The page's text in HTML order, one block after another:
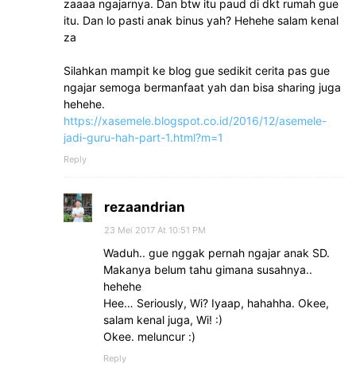
zaaaa ngajarnya. Dan btw itu paud di dkt rumah gue
itu. Dan lo pasti anak binus yah? Hehehe salam kenal
za
Silahkan mampit ke blog gue sedikit cerita pas gue
ngajar semoga bermanfaat yah dan bisa sharing juga
hehehe.
https://xasemele.blogspot.co.id/2016/12/asemele-
jadi-guru-hah-part-1.html?m=1
Reply
rezaandrian
23 Mei 2017 At 10:51 PM
Waduh.. gue nggak pernah ngajar anak SD.
Makanya belum tahu gimana susahnya..
hehehe
Hee… Seriously, Wi? Iyaap, hahahha. Okee,
salam kenal juga, Wi! :)
Okee. meluncur :)
Reply